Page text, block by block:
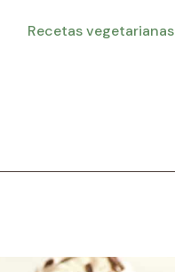
Recetas vegetarianas